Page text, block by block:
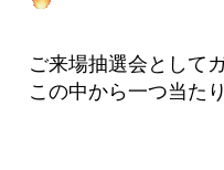
ご来場抽選会として
この中から一つ当た